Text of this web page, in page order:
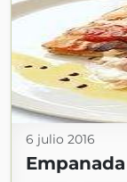
6 julio 2016